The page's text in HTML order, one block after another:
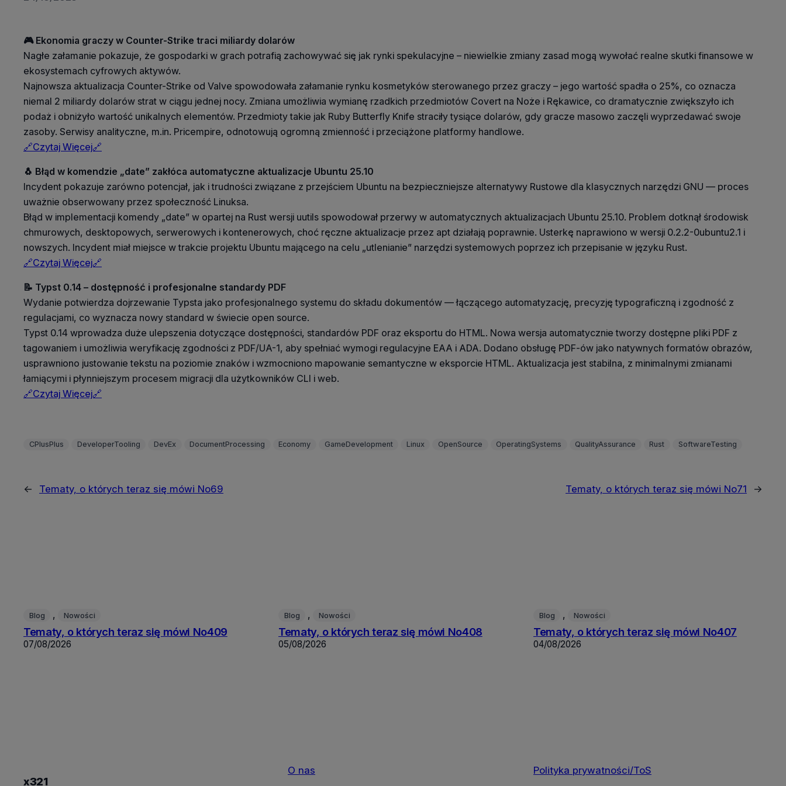
🎮 Ekonomia graczy w Counter-Strike traci miliardy dolarów
Nagłe załamanie pokazuje, że gospodarki w grach potrafią zachowywać się jak rynki spekulacyjne – niewielkie zmiany zasad mogą wywołać realne skutki finansowe w
ekosystemach cyfrowych aktywów.
Najnowsza aktualizacja Counter-Strike od Valve spowodowała załamanie rynku kosmetyków sterowanego przez graczy – jego wartość spadła o 25%, co oznacza
niemal 2 miliardy dolarów strat w ciągu jednej nocy. Zmiana umożliwia wymianę rzadkich przedmiotów Covert na Noże i Rękawice, co dramatycznie zwiększyło ich
podaż i obniżyło wartość unikalnych elementów. Przedmioty takie jak Ruby Butterfly Knife straciły tysiące dolarów, gdy gracze masowo zaczęli wyprzedawać swoje
zasoby. Serwisy analityczne, m.in. Pricempire, odnotowują ogromną zmienność i przeciążone platformy handlowe.
🔗Czytaj Więcej🔗
🐧 Błąd w komendzie „date” zakłóca automatyczne aktualizacje Ubuntu 25.10
Incydent pokazuje zarówno potencjał, jak i trudności związane z przejściem Ubuntu na bezpieczniejsze alternatywy Rustowe dla klasycznych narzędzi GNU — proces
uważnie obserwowany przez społeczność Linuksa.
Błąd w implementacji komendy „date” w opartej na Rust wersji uutils spowodował przerwy w automatycznych aktualizacjach Ubuntu 25.10. Problem dotknął środowisk
chmurowych, desktopowych, serwerowych i kontenerowych, choć ręczne aktualizacje przez apt działają poprawnie. Usterkę naprawiono w wersji 0.2.2-0ubuntu2.1 i
nowszych. Incydent miał miejsce w trakcie projektu Ubuntu mającego na celu „utlenianie” narzędzi systemowych poprzez ich przepisanie w języku Rust.
🔗Czytaj Więcej🔗
📝 Typst 0.14 – dostępność i profesjonalne standardy PDF
Wydanie potwierdza dojrzewanie Typsta jako profesjonalnego systemu do składu dokumentów — łączącego automatyzację, precyzję typograficzną i zgodność z
regulacjami, co wyznacza nowy standard w świecie open source.
Typst 0.14 wprowadza duże ulepszenia dotyczące dostępności, standardów PDF oraz eksportu do HTML. Nowa wersja automatycznie tworzy dostępne pliki PDF z
tagowaniem i umożliwia weryfikację zgodności z PDF/UA-1, aby spełniać wymogi regulacyjne EAA i ADA. Dodano obsługę PDF-ów jako natywnych formatów obrazów,
usprawniono justowanie tekstu na poziomie znaków i wzmocniono mapowanie semantyczne w eksporcie HTML. Aktualizacja jest stabilna, z minimalnymi zmianami
łamiącymi i płynniejszym procesem migracji dla użytkowników CLI i web.
🔗Czytaj Więcej🔗
CPlusPlus DeveloperTooling DevEx DocumentProcessing Economy GameDevelopment Linux OpenSource OperatingSystems QualityAssurance Rust SoftwareTesting
← Tematy, o których teraz się mówi No69 Tematy, o których teraz się mówi No71 →
Blog , Nowości
Tematy, o których teraz się mówi No409
07/08/2026
Blog , Nowości
Tematy, o których teraz się mówi No408
05/08/2026
Blog , Nowości
Tematy, o których teraz się mówi No407
04/08/2026
x321
O nas Polityka prywatności/ToS